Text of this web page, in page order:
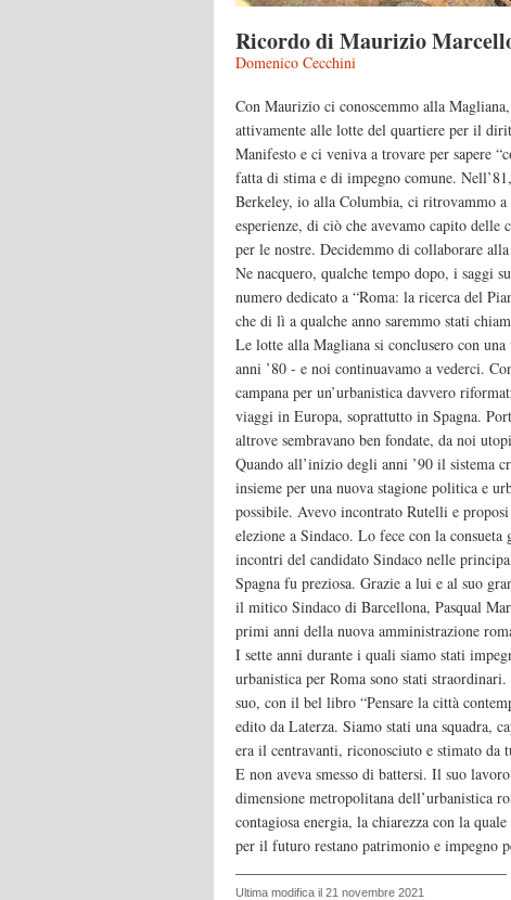
Ricordo di Maurizio
Domenico Cecchini
Con Maurizio ci conoscemmo alla
attivamente alle lotte del quartiere per il
Manifesto e ci veniva a trovare per sapere
fatta di stima e di impegno comune.
Berkeley, io alla Columbia, ci ritrovammo a
esperienze, di ciò che avevamo capito
per le nostre. Decidemmo di collaborare
Ne nacquero, qualche tempo dopo, i saggi
numero dedicato a “Roma: la ricerca del
che di lì a qualche anno saremmo stati
Le lotte alla Magliana si conclusero con
anni ’80 - e noi continuavamo a vederci.
campana per un’urbanistica davvero
viaggi in Europa, soprattutto in Spagna.
altrove sembravano ben fondate, da noi
Quando all’inizio degli anni ’90 il sistema
insieme per una nuova stagione politica e
possibile. Avevo incontrato Rutelli e
elezione a Sindaco. Lo fece con la
incontri del candidato Sindaco nelle
Spagna fu preziosa. Grazie a lui e al suo
il mitico Sindaco di Barcellona, Pasqual
primi anni della nuova amministrazione
I sette anni durante i quali siamo stati
urbanistica per Roma sono stati
suo, con il bel libro “Pensare la città
edito da Laterza. Siamo stati una squadra,
era il centravanti, riconosciuto e stimato da
E non aveva smesso di battersi. Il suo
dimensione metropolitana dell’urbanistica
contagiosa energia, la chiarezza con la
per il futuro restano patrimonio e impegno
Ultima modifica il 21 novembre 2021